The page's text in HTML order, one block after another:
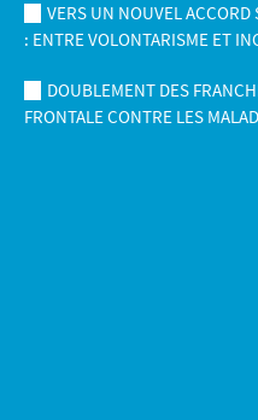
VERS UN NOUVEL ACCORD
: ENTRE VOLONTARISME ET
DOUBLEMENT DES
FRONTALE CONTRE LES